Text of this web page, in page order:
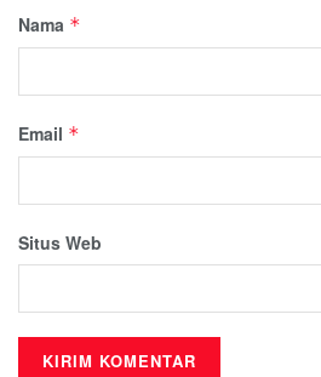
Nama *
Email *
Situs Web